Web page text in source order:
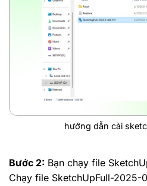
hướng dẫn cài
Bước 2: Bạn chạy file
Chạy file SketchUpFull-2025-